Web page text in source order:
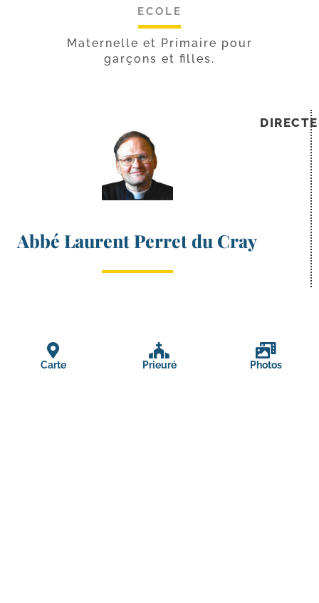
ECOLE
Maternelle et Primaire pour
garçons et filles.
Abbé Laurent Perret du Cray
Carte Prieuré Photos